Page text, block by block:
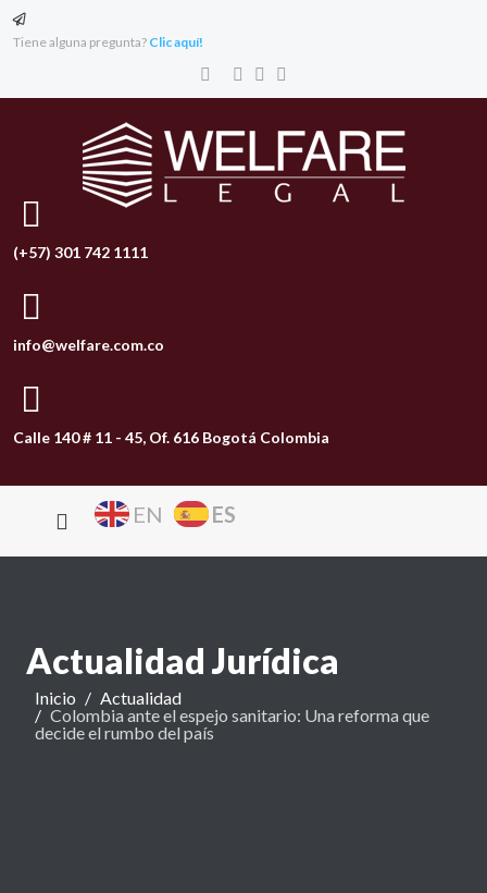
Tiene alguna pregunta? Clic aquí!
(+57) 301 742 1111
info@welfare.com.co
Calle 140 # 11 - 45, Of. 616 Bogotá Colombia
EN ES
Actualidad Jurídica
Inicio
Actualidad
Colombia ante el espejo sanitario: Una reforma que
decide el rumbo del país